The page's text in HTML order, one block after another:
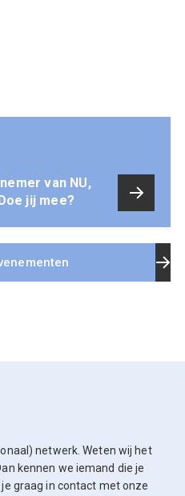
van NU,
jij mee?
netwerk. Weten wij het
kennen we iemand die je
graag in contact met onze